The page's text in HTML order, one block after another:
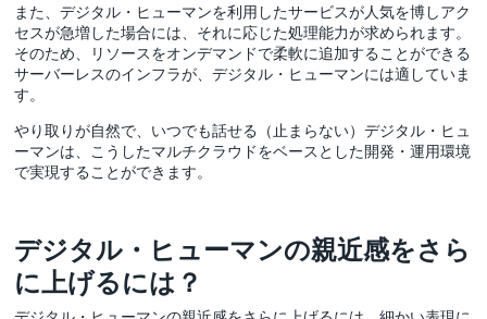
また、デジタル・ヒューマンを利用したサービスが人気を博しアク
セスが急増した場合には、それに応じた処理能力が求められます。
そのため、リソースをオンデマンドで柔軟に追加することができる
サーバーレスのインフラが、デジタル・ヒューマンには適していま
す。
やり取りが自然で、いつでも話せる（止まらない）デジタル・ヒュ
ーマンは、こうしたマルチクラウドをベースとした開発・運用環境
で実現することができます。
デジタル・ヒューマンの親近感をさら
に上げるには？